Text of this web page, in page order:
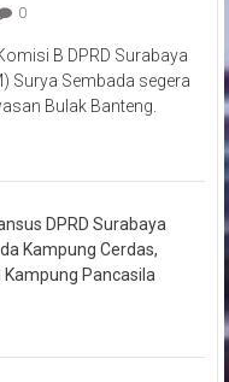
0
B DPRD Surabaya
Surya Sembada segera
Bulak Banteng.
DPRD Surabaya
Kampung Cerdas,
Pancasila